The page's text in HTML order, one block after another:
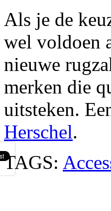
Als je de
wel voldoen
nieuwe
merken die
uitsteken.
Herschel.
TAGS: